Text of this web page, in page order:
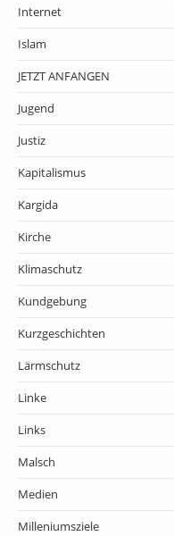
Internet
Islam
JETZT ANFANGEN
Jugend
Justiz
Kapitalismus
Kargida
Kirche
Klimaschutz
Kundgebung
Kurzgeschichten
Lärmschutz
Linke
Links
Malsch
Medien
Milleniumsziele